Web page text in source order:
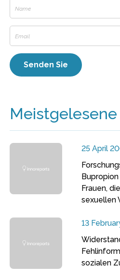
25 April
Frauen,
sexuellen
13
sozialen